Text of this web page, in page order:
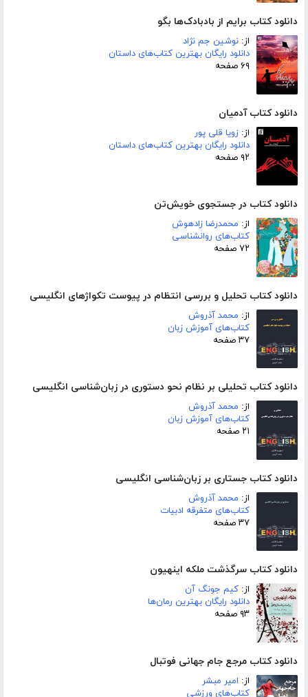
دانلود کتاب برایم از بادبادک‌ها بگو
از: نوشین جم نژاد
دانلود رایگان بهترین کتاب‌های داستان
۶۹ صفحه
دانلود کتاب آدمیان
از: زویا قلی پور
دانلود رایگان بهترین کتاب‌های داستان
۹۲ صفحه
دانلود کتاب در جستجوی خویش‌تن
از: محمدرضا زادهوش
کتاب‌های روانشناسی
۷۲ صفحه
دانلود کتاب تحلیل و بررسی انتظام در پیوست تکواژهای انگلیسی
از: محمد آذروش
کتاب‌های آموزش زبان
۳۷ صفحه
دانلود کتاب تحلیلی بر نظام نحو دستوری در زبان‌شناسی انگلیسی
از: محمد آذروش
کتاب‌های آموزش زبان
۲۱ صفحه
دانلود کتاب جستاری بر زبان‌شناسی انگلیسی
از: محمد آذروش
کتاب‌های متفرقه ادبیات
۳۷ صفحه
دانلود کتاب سرگذشت ملکه اینهیون
از: کیم جونگ آن
دانلود رایگان بهترین رمان‌ها
۹۳ صفحه
دانلود کتاب مرجع جام جهانی فوتبال
از: امیر مبشر
کتاب‌های ورزشی